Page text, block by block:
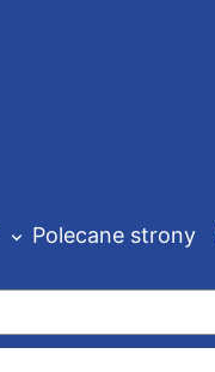
Polecane strony